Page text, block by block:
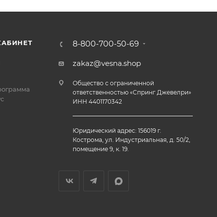
8-800-700-50-69
zakaz@vesna.shop
Общество с ограниченной
ответственностью «Спринг Джевелри»
ИНН 4401170342
Юридический адрес: 156019 г.
Кострома, ул. Индустриальная, д. 50/2,
помещение 9, к. 19.